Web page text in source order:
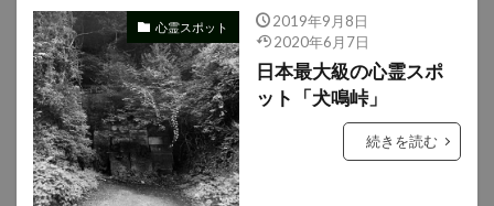
心霊スポット
2019年9月8日
2020年6月7日
日本最大級の心霊スポ
ット「犬鳴峠」
続きを読む